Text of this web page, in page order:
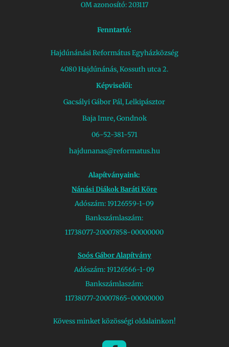
OM azonosító: 203117
Fenntartó:
Hajdúnánási Református Egyházközség
4080 Hajdúnánás, Kossuth utca 2.
Képviselői:
Gacsályi Gábor Pál, Lelkipásztor
Baja Imre, Gondnok
06-52-381-571
hajdunanas@reformatus.hu
Alapítványaink:
Nánási Diákok Baráti Köre
Adószám: 19126559-1-09
Bankszámlaszám:
11738077-20007858-00000000
Soós Gábor Alapítvány
Adószám: 19126566-1-09
Bankszámlaszám:
11738077-20007865-00000000
Kövess minket közösségi oldalainkon!